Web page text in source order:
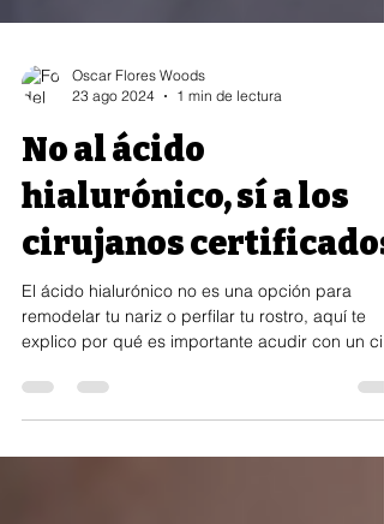
23 ago 2024
1 min de lectura
No al ácido
hialurónico, sí a los
cirujanos certificados
El ácido hialurónico no es una opción para
explico por qué es importante acudir con un